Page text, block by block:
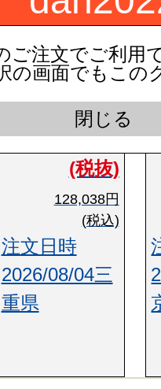
紙巻器
116,398円
(税抜)
128,038円
(税込)
注文日時
2026/08/04三
重県
ご注文でご利用
の画面でもこの
閉じる